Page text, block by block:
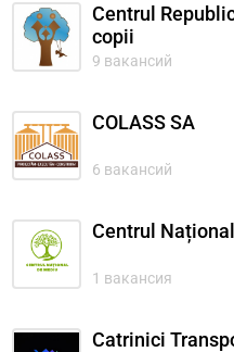
Centrul
copii
9 вакансий
COLASS SA
6 вакансий
Centrul
1 вакансия
Catrinici